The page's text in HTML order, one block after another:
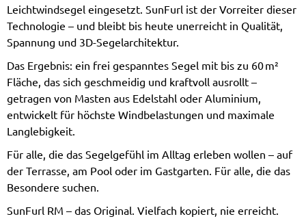
Leichtwindsegel eingesetzt. SunFurl ist der Vorreiter dieser
Technologie – und bleibt bis heute unerreicht in Qualität,
Spannung und 3D-Segelarchitektur.
Das Ergebnis: ein frei gespanntes Segel mit bis zu 60 m²
Fläche, das sich geschmeidig und kraftvoll ausrollt –
getragen von Masten aus Edelstahl oder Aluminium,
entwickelt für höchste Windbelastungen und maximale
Langlebigkeit.
Für alle, die das Segelgefühl im Alltag erleben wollen – auf
der Terrasse, am Pool oder im Gastgarten. Für alle, die das
Besondere suchen.
SunFurl RM – das Original. Vielfach kopiert, nie erreicht.